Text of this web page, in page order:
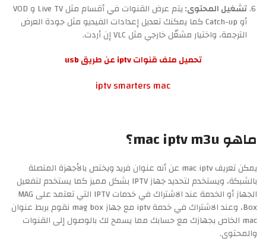
تشغيل المحتوى:
يتم عرض القنوات في أقسام مثل Live TV و VOD
أو Catch-up كما يمكنك تعديل إعدادات الفيديو مثل جودة العرض
الترجمة، واختيار مشغّل خارجي مثل VLC إن أردت.
تحميل ملف قنوات iptv عن طريق usb
iptv smarters mac
ماهو mac iptv m3u؟
يمكن تعريف mac iptv عن أنه عنوان فريد ويختص بالأجهزة المتصلة
بالشبكة، ويستخدم لتحديد جهاز IPTV بشكل مميز كما يستخدم لتفعيل
الجهاز أو الخدمة عند الاشتراك في خدمات IPTV التي تعتمد على MAG
Box، وعند الاشتراك في خدمة iptv مع جهاز mag box نقوم بربط عنوان
mac الخاص بجهازك مع حسابك مما يسمح لك بالوصول إلى القنوات
والمحتوى.